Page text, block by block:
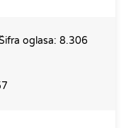
oglasa: 8.306